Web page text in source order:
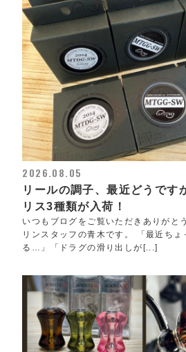
2026.08.05
リールの調子、最近どうです
リス3種類が入荷！
いつもブログをご覧いただきありがと
リンスタッフの青木です。 「最近ち
る…」「ドラグの滑り出しが[...]